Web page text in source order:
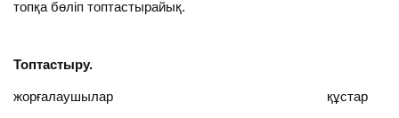
топқа бөліп топтастырайық.
Топтастыру.
жорғалаушылар құстар